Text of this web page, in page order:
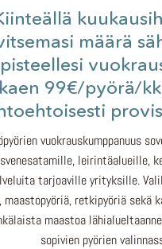
määrä
99€/pyörä/
vuokrauskumppanuus
leirintäalueille,
tarjoaville yrityksille.
retkipyöriä sekä
maastoa
sopivien pyörien